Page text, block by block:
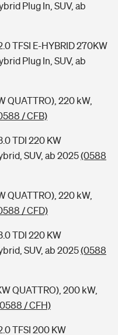
Plug In, SUV, ab
TFSI E-HYBRID 270KW
Plug In, SUV, ab
QUATTRO), 220 kW,
/ CFB)
TDI 220 KW
SUV, ab 2025(0588
QUATTRO), 220 kW,
/ CFD)
TDI 220 KW
SUV, ab 2025(0588
QUATTRO), 200 kW,
/ CFH)
TFSI 200 KW